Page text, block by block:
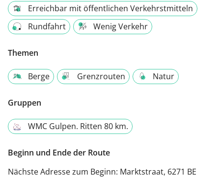
Erreichbar mit öffentlichen Verkehrstmitteln
Rundfahrt
Wenig Verkehr
Themen
Berge Grenzrouten Natur
Gruppen
WMC Gulpen. Ritten 80 km.
Beginn und Ende der Route
Nächste Adresse zum Beginn: Marktstraat, 6271 BE